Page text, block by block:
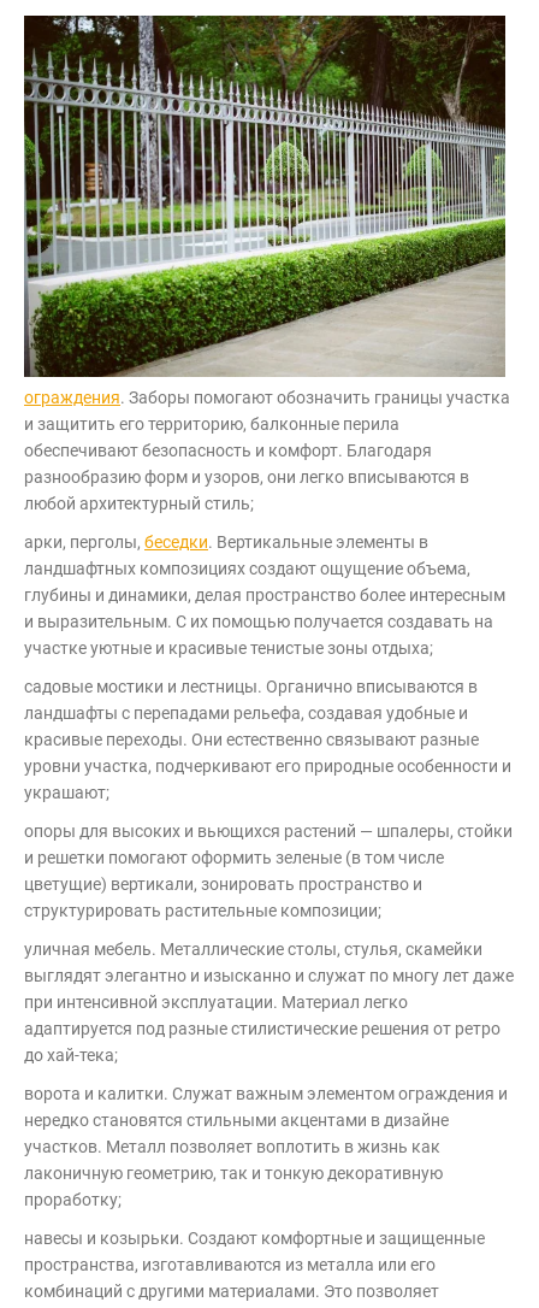
ограждения. Заборы помогают обозначить границы участка
и защитить его территорию, балконные перила
обеспечивают безопасность и комфорт. Благодаря
разнообразию форм и узоров, они легко вписываются в
любой архитектурный стиль;
арки, перголы, беседки. Вертикальные элементы в
ландшафтных композициях создают ощущение объема,
глубины и динамики, делая пространство более интересным
и выразительным. С их помощью получается создавать на
участке уютные и красивые тенистые зоны отдыха;
садовые мостики и лестницы. Органично вписываются в
ландшафты с перепадами рельефа, создавая удобные и
красивые переходы. Они естественно связывают разные
уровни участка, подчеркивают его природные особенности и
украшают;
опоры для высоких и вьющихся растений — шпалеры, стойки
и решетки помогают оформить зеленые (в том числе
цветущие) вертикали, зонировать пространство и
структурировать растительные композиции;
уличная мебель. Металлические столы, стулья, скамейки
выглядят элегантно и изысканно и служат по многу лет даже
при интенсивной эксплуатации. Материал легко
адаптируется под разные стилистические решения от ретро
до хай-тека;
ворота и калитки. Служат важным элементом ограждения и
нередко становятся стильными акцентами в дизайне
участков. Металл позволяет воплотить в жизнь как
лаконичную геометрию, так и тонкую декоративную
проработку;
навесы и козырьки. Создают комфортные и защищенные
пространства, изготавливаются из металла или его
комбинаций с другими материалами. Это позволяет